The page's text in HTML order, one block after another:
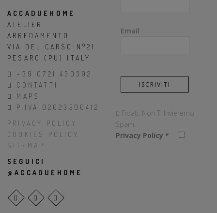
ACCADUEHOME
ATELIER
ARREDAMENTO
VIA DEL CARSO N°21
PESARO (PU) ITALY
+39 0721 430392
CONTATTI
MAPS
P.IVA 02023500412
PRIVACY POLICY
COOKIES POLICY
SITEMAP
SEGUICI
@ACCADUEHOME
Email
Fidati, Non Ti Invieremo
Spam.
Privacy Policy *